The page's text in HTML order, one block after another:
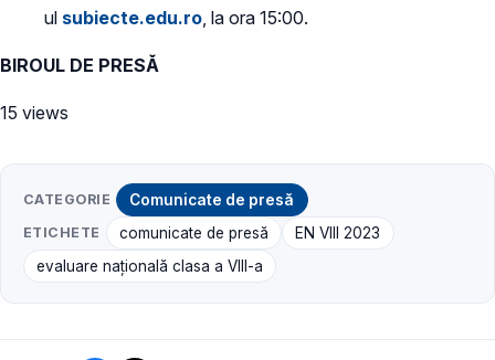
ul subiecte.edu.ro , la ora 15:00.
BIROUL DE PRESĂ
15 views
CATEGORIE Comunicate de presă
ETICHETE comunicate de presă
EN VIII 2023
evaluare naţională clasa a VIII-a